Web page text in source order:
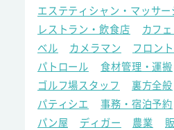
エステティシャン・マッサ
レストラン・飲食店
カフ
ベル
カメラマン
フロン
パトロール
食材管理・運搬
ゴルフ場スタッフ
裏方全般
パティシエ
事務・宿泊予約
パン屋
ディガー 農業